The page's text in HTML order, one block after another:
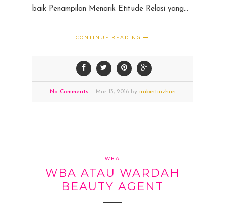
baik Penampilan Menarik Etitude Relasi yang...
CONTINUE READING
No Comments Mar 13,2016 by irabintiazhari
WBA
WBA ATAU WARDAH
BEAUTY AGENT